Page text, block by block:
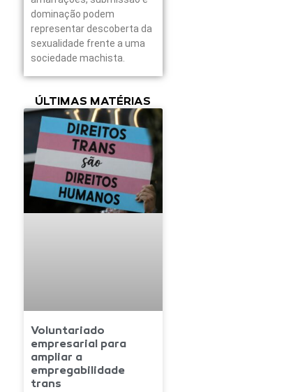
dominação podem
representar descoberta da
sexualidade frente a uma
sociedade machista.
ÚLTIMAS MATÉRIAS
Voluntariado
empresarial para
ampliar a
empregabilidade
trans